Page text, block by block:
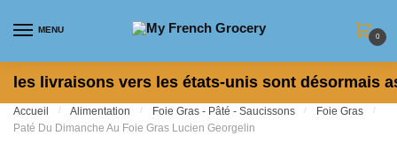
MENU
0
les livraisons vers les états-unis sont désormais
Accueil / Alimentation / Foie Gras - Pâté - Saucissons / Foie Gras /
Paté Du Dimanche Au Foie Gras Lucien Georgelin